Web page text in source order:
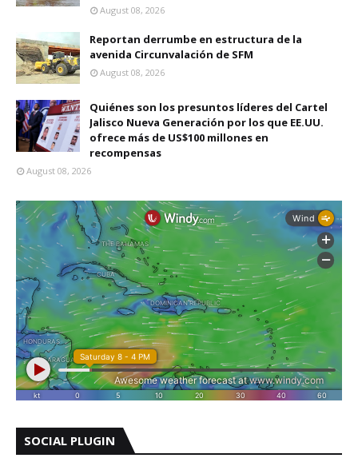
August 08, 2026
Reportan derrumbe en estructura de la
avenida Circunvalación de SFM
August 08, 2026
Quiénes son los presuntos líderes del Cartel
Jalisco Nueva Generación por los que EE.UU.
ofrece más de US$100 millones en
recompensas
August 08, 2026
SOCIAL PLUGIN